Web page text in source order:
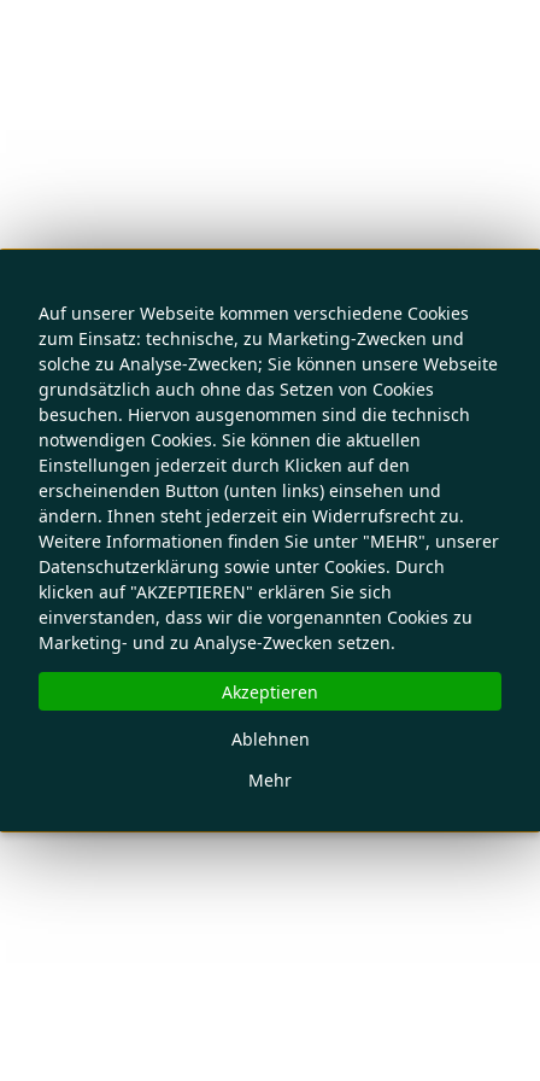
Auf unserer Webseite kommen verschiedene Cookies
zum Einsatz: technische, zu Marketing-Zwecken und
solche zu Analyse-Zwecken; Sie können unsere Webseite
grundsätzlich auch ohne das Setzen von Cookies
besuchen. Hiervon ausgenommen sind die technisch
notwendigen Cookies. Sie können die aktuellen
Einstellungen jederzeit durch Klicken auf den
erscheinenden Button (unten links) einsehen und
ändern. Ihnen steht jederzeit ein Widerrufsrecht zu.
Weitere Informationen finden Sie unter "MEHR", unserer
Datenschutzerklärung sowie unter Cookies. Durch
klicken auf "AKZEPTIEREN" erklären Sie sich
einverstanden, dass wir die vorgenannten Cookies zu
Marketing- und zu Analyse-Zwecken setzen.
Mehr
Ablehnen
Akzeptieren